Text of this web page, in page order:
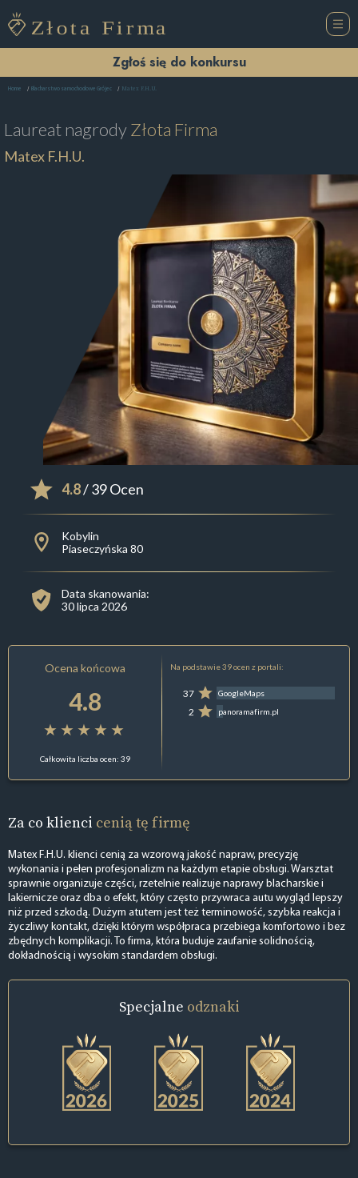
Zgłoś się do konkursu
Home Blacharstwo samochodowe Grójec Matex F.H.U.
Laureat nagrodyZłota Firma
Matex F.H.U.
4.8/ 39 Ocen
Kobylin
Piaseczyńska 80
Data skanowania:
30 lipca 2026
Ocena końcowa
4.8
Całkowita liczba ocen: 39
Na podstawie 39 ocen z portali:
37 GoogleMaps
2 panoramafirm.pl
Za co klienci cenią tę firmę
Matex F.H.U. klienci cenią za wzorową jakość napraw, precyzję
wykonania i pełen profesjonalizm na każdym etapie obsługi. Warsztat
sprawnie organizuje części, rzetelnie realizuje naprawy blacharskie i
lakiernicze oraz dba o efekt, który często przywraca autu wygląd lepszy
niż przed szkodą. Dużym atutem jest też terminowość, szybka reakcja i
życzliwy kontakt, dzięki którym współpraca przebiega komfortowo i bez
zbędnych komplikacji. To firma, która buduje zaufanie solidnością,
dokładnością i wysokim standardem obsługi.
Specjalne odznaki